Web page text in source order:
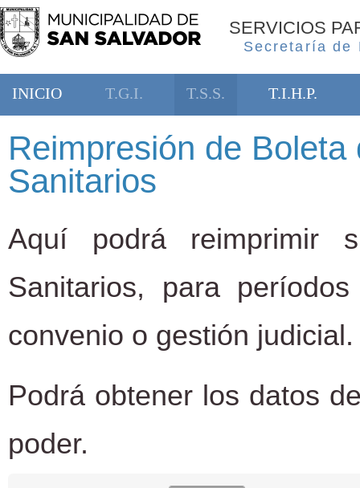
SERVICIOS
Secretaría de
INICIO T.G.I. T.S.S. T.I.H.P.
Reimpresión de
Sanitarios
Aquí podrá reimprimir
Sanitarios, para
convenio o gestión judicial.
Podrá obtener los datos
poder.